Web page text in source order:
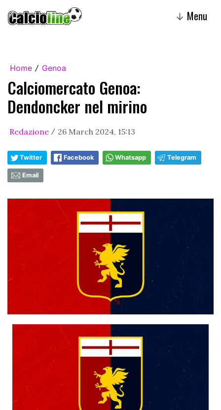
↓ Menu
Home / Genoa
Calciomercato Genoa:
Dendoncker nel mirino
Redazione / 26 March 2024, 15:13
Twitter Facebook Whatsapp Telegram
Email